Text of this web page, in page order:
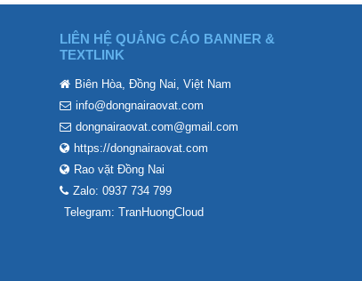
LIÊN HỆ QUẢNG CÁO BANNER &
TEXTLINK
Biên Hòa, Đồng Nai, Việt Nam
info@dongnairaovat.com
dongnairaovat.com@gmail.com
https://dongnairaovat.com
Rao vặt Đồng Nai
Zalo: 0937 734 799
Telegram: TranHuongCloud